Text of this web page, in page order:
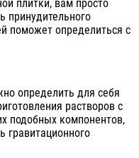
плитки, вам просто
принудительного
поможет определиться с
определить для себя
растворов с
подобных компонентов,
гравитационного